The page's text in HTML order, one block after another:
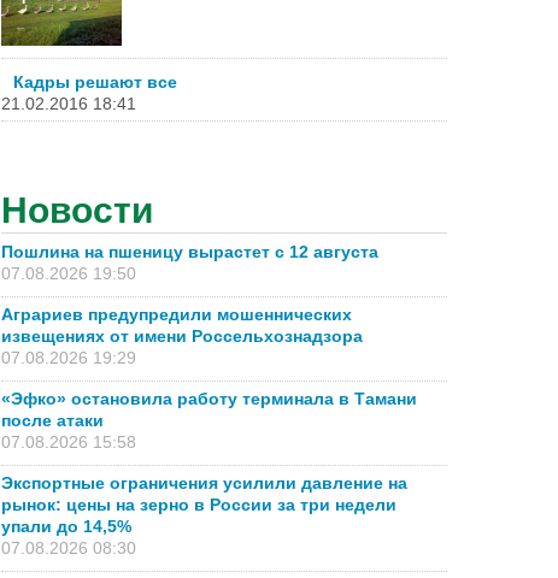
Кадры решают все
21.02.2016 18:41
Новости
Пошлина на пшеницу вырастет с 12 августа
07.08.2026 19:50
Аграриев предупредили мошеннических
извещениях от имени Россельхознадзора
07.08.2026 19:29
«Эфко» остановила работу терминала в Тамани
после атаки
07.08.2026 15:58
Экспортные ограничения усилили давление на
рынок: цены на зерно в России за три недели
упали до 14,5%
07.08.2026 08:30